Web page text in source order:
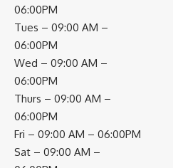
06:00PM
Tues – 09:00 AM –
06:00PM
Wed – 09:00 AM –
06:00PM
Thurs – 09:00 AM –
06:00PM
Fri – 09:00 AM – 06:00PM
Sat – 09:00 AM –